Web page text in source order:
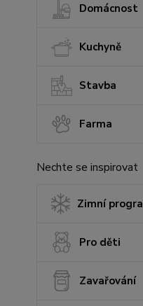
Domácnost
Kuchyně
Stavba
Farma
Nechte se inspirovat
Zimní
Pro děti
Zavařování